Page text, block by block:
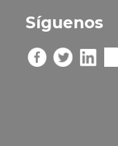
Síguenos